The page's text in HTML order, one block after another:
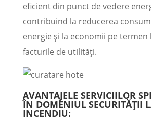
eficient din punct de vedere
contribuind la reducerea
energie și la economii pe termen
facturile de utilități.
AVANTAJELE SERVICIILOR
ÎN DOMENIUL SECURITĂȚII
INCENDIU: